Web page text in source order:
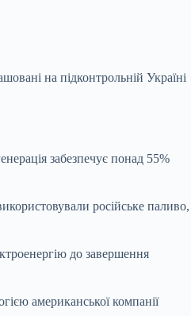
на підконтрольній Україні
забезпечує понад 55%
російське паливо,
до завершення
американської компанії